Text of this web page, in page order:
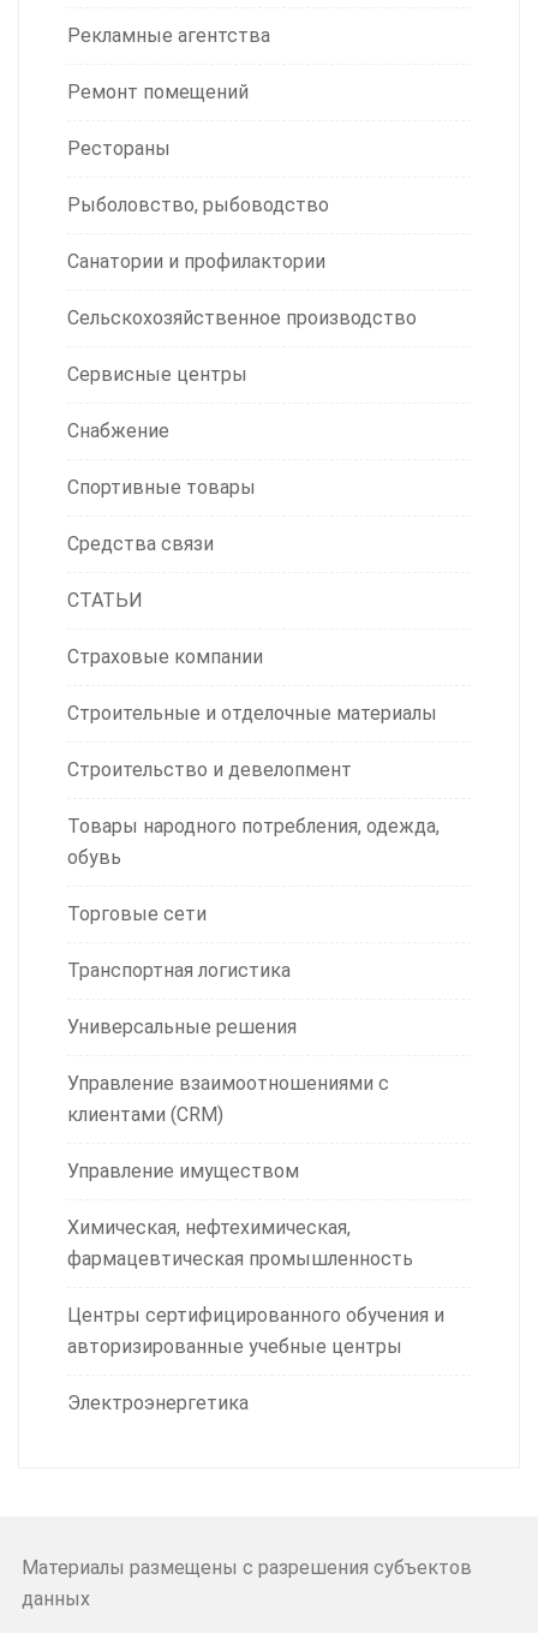
Рекламные агентства
Ремонт помещений
Рестораны
Рыболовство, рыбоводство
Санатории и профилактории
Сельскохозяйственное производство
Сервисные центры
Снабжение
Спортивные товары
Средства связи
СТАТЬИ
Страховые компании
Строительные и отделочные материалы
Строительство и девелопмент
Товары народного потребления, одежда,
обувь
Торговые сети
Транспортная логистика
Универсальные решения
Управление взаимоотношениями с
клиентами (CRM)
Управление имуществом
Химическая, нефтехимическая,
фармацевтическая промышленность
Центры сертифицированного обучения и
авторизированные учебные центры
Электроэнергетика
Материалы размещены с разрешения субъектов
данных